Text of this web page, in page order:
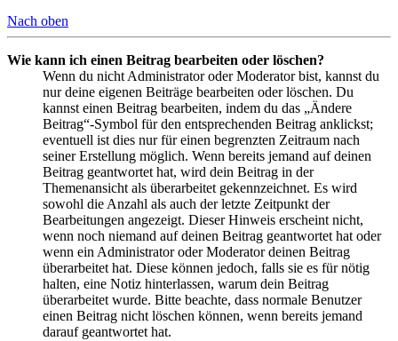
Nach oben
Wie kann ich einen Beitrag bearbeiten oder löschen?
Wenn du nicht Administrator oder Moderator bist, kannst du
nur deine eigenen Beiträge bearbeiten oder löschen. Du
kannst einen Beitrag bearbeiten, indem du das „Ändere
Beitrag“-Symbol für den entsprechenden Beitrag anklickst;
eventuell ist dies nur für einen begrenzten Zeitraum nach
seiner Erstellung möglich. Wenn bereits jemand auf deinen
Beitrag geantwortet hat, wird dein Beitrag in der
Themenansicht als überarbeitet gekennzeichnet. Es wird
sowohl die Anzahl als auch der letzte Zeitpunkt der
Bearbeitungen angezeigt. Dieser Hinweis erscheint nicht,
wenn noch niemand auf deinen Beitrag geantwortet hat oder
wenn ein Administrator oder Moderator deinen Beitrag
überarbeitet hat. Diese können jedoch, falls sie es für nötig
halten, eine Notiz hinterlassen, warum dein Beitrag
überarbeitet wurde. Bitte beachte, dass normale Benutzer
einen Beitrag nicht löschen können, wenn bereits jemand
darauf geantwortet hat.